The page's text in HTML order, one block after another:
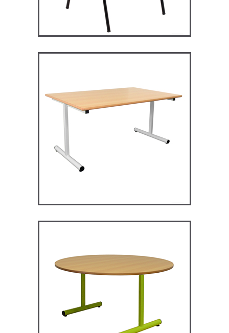
RM128 – Restauration
Maggie
TABLES ET MANGE DEBOUT
RM120 – Restauration
TABLES ET MANGE DEBOUT